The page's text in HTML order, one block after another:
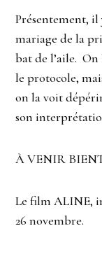
Présentement, il
mariage de la
bat de l’aile.
le protocole,
on la voit
son
À VENIR
Le film ALINE,
26 novembre.